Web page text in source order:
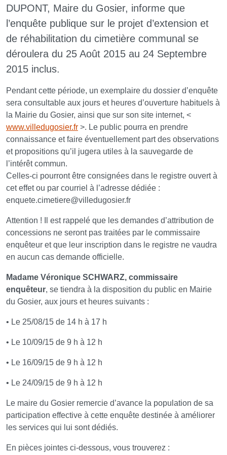
DUPONT, Maire du Gosier, informe que
l’enquête publique sur le projet d’extension et
de réhabilitation du cimetière communal se
déroulera du 25 Août 2015 au 24 Septembre
2015 inclus.
Pendant cette période, un exemplaire du dossier d’enquête
sera consultable aux jours et heures d’ouverture habituels à
la Mairie du Gosier, ainsi que sur son site internet, <
www.villedugosier.fr >. Le public pourra en prendre
connaissance et faire éventuellement part des observations
et propositions qu’il jugera utiles à la sauvegarde de
l’intérêt commun.
Celles-ci pourront être consignées dans le registre ouvert à
cet effet ou par courriel à l’adresse dédiée :
enquete.cimetiere@villedugosier.fr
Attention ! Il est rappelé que les demandes d’attribution de
concessions ne seront pas traitées par le commissaire
enquêteur et que leur inscription dans le registre ne vaudra
en aucun cas demande officielle.
Madame Véronique SCHWARZ, commissaire
enquêteur, se tiendra à la disposition du public en Mairie
du Gosier, aux jours et heures suivants :
• Le 25/08/15 de 14 h à 17 h
• Le 10/09/15 de 9 h à 12 h
• Le 16/09/15 de 9 h à 12 h
• Le 24/09/15 de 9 h à 12 h
Le maire du Gosier remercie d’avance la population de sa
participation effective à cette enquête destinée à améliorer
les services qui lui sont dédiés.
En pièces jointes ci-dessous, vous trouverez :